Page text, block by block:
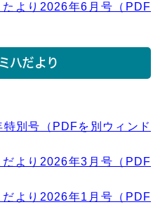
より2026年6月号（PDF
ハだより
別号（PDFを別ウィンド
より2026年3月号（PDF
より2026年1月号（PDF